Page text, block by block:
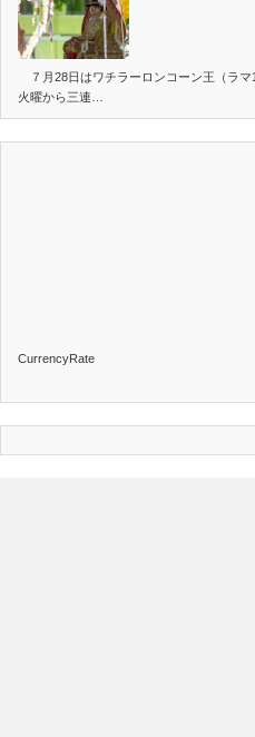
７月28日はワチラーロンコーン王（ラ
火曜から三連…
CurrencyRate